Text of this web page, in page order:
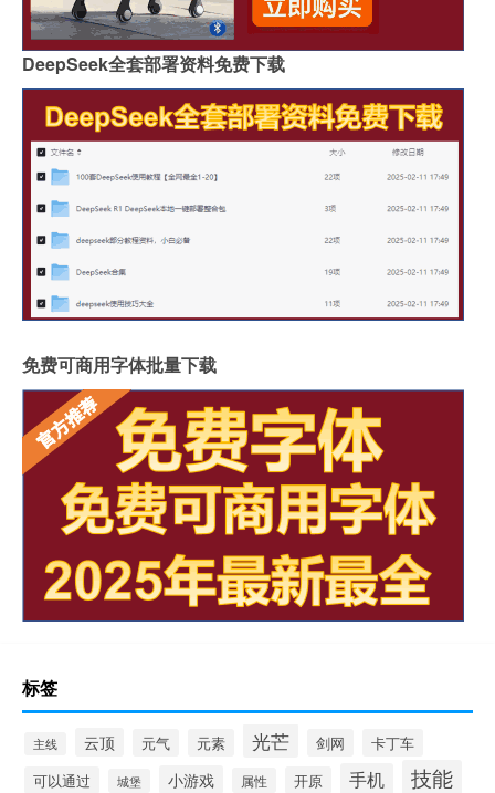
DeepSeek全套部署资料免费下载
免费可商用字体批量下载
标签
主线 云顶 元气 元素 光芒 剑网
卡丁车
可以通过
城堡 小游戏 属性 开原 手机
技能